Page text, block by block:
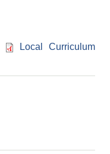
Local Curriculum